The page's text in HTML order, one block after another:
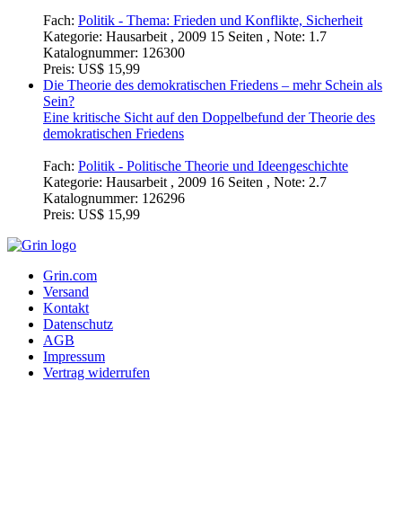
Fach: Politik - Politische Theorie und Ideengeschichte
Kategorie: Hausarbeit , 2008 22 Seiten , Note: 2.7
Katalognummer: 126310
Preis: US$ 18,99
Innerstaatliche Konflikte & Sezessionsbestrebungen - Der
Berg Karabach-Konflikt und warum Power Brokerage nicht
funktioniert
Die Mediation Moskaus im Gegensatz zur Vermittlung durch
Fach: Politik - Thema: Frieden und Konflikte, Sicherheit
Katalognummer:
Die Theorie des demokratischen Friedens – mehr Schein als
Sein?
Eine kritische Sicht auf den Doppelbefund der Theorie des
demokratischen Friedens
Fach:Politik - Politische Theorie und Ideengeschichte